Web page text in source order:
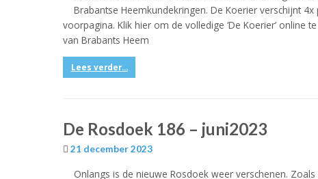
Brabantse Heemkundekringen. De Koerier verschijnt
voorpagina. Klik hier om de volledige ‘De Koerier’ online
van Brabants Heem
Lees verder...
De Rosdoek 186 – juni2023
21 december 2023
Onlangs is de nieuwe Rosdoek weer verschenen.